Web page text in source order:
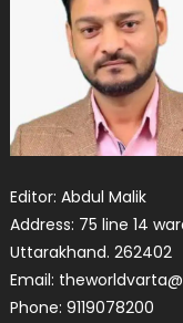
Editor: Abdul Malik
Address: 75 line 14
Uttarakhand. 262402
Email:
Phone: 9119078200